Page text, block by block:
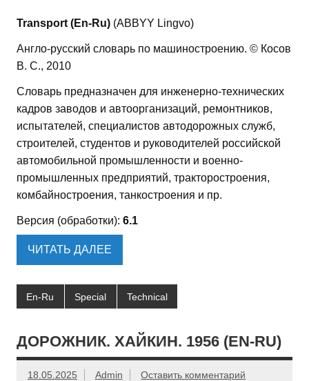
Transport (En-Ru) (ABBYY Lingvo)
Англо-русский словарь по машиностроению. © Косов
В. С., 2010
Словарь предназначен для инженерно-технических
кадров заводов и автоорганизаций, ремонтников,
испытателей, специалистов автодорожных служб,
строителей, студентов и руководителей российской
автомобильной промышленности и военно-
промышленных предприятий, тракторостроения,
комбайностроения, танкостроения и пр.
Версия (обработки): 6.1
ЧИТАТЬ ДАЛЕЕ
En-Ru Special Technical
ДОРОЖНИК. ХАЙКИН. 1956 (EN-RU)
18.05.2025 Admin Оставить комментарий